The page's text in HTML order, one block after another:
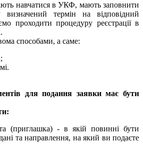
навчатися в УКФ, мають заповнити
термін на відповідний
проходити процедуру реєстрації в
способами, а саме:
для подання заявки має бути
(приглашка) - в якій повинні бути
та направлення, на який ви подаєте